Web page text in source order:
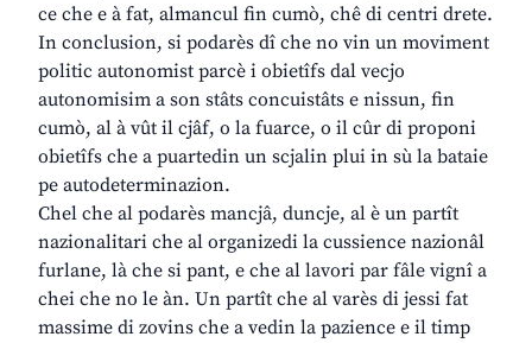
ce che e à fat, almancul fin cumò, chê di centri drete.
In conclusion, si podarès dî che no vin un moviment
politic autonomist parcè i obietîfs dal vecjo
autonomisim a son stâts concuistâts e nissun, fin
cumò, al à vût il cjâf, o la fuarce, o il cûr di proponi
obietîfs che a puartedin un scjalin plui in sù la bataie
pe autodeterminazion.
Chel che al podarès mancjâ, duncje, al è un partît
nazionalitari che al organizedi la cussience nazionâl
furlane, là che si pant, e che al lavori par fâle vignî a
chei che no le àn. Un partît che al varès di jessi fat
massime di zovins che a vedin la pazience e il timp